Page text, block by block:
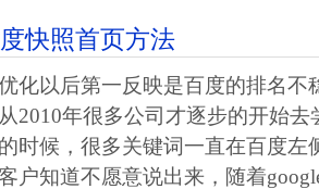
快照首页方法
化以后第一反映是百度的排名不
2010年很多公司才逐步的开始去
时候，很多关键词一直在百度左
户知道不愿意说出来，随着